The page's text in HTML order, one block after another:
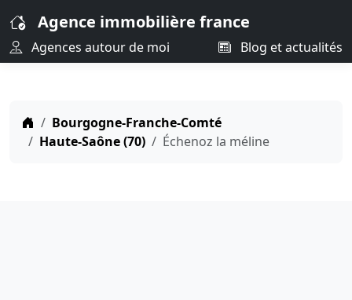
Agence immobilière france
Agences autour de moi Blog et actualités
Bourgogne-Franche-Comté
Haute-Saône (70)
Échenoz la méline